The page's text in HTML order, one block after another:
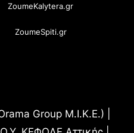
ZoumeKalytera.gr
ZoumeSpiti.gr
Group Μ.Ι.Κ.Ε.) |